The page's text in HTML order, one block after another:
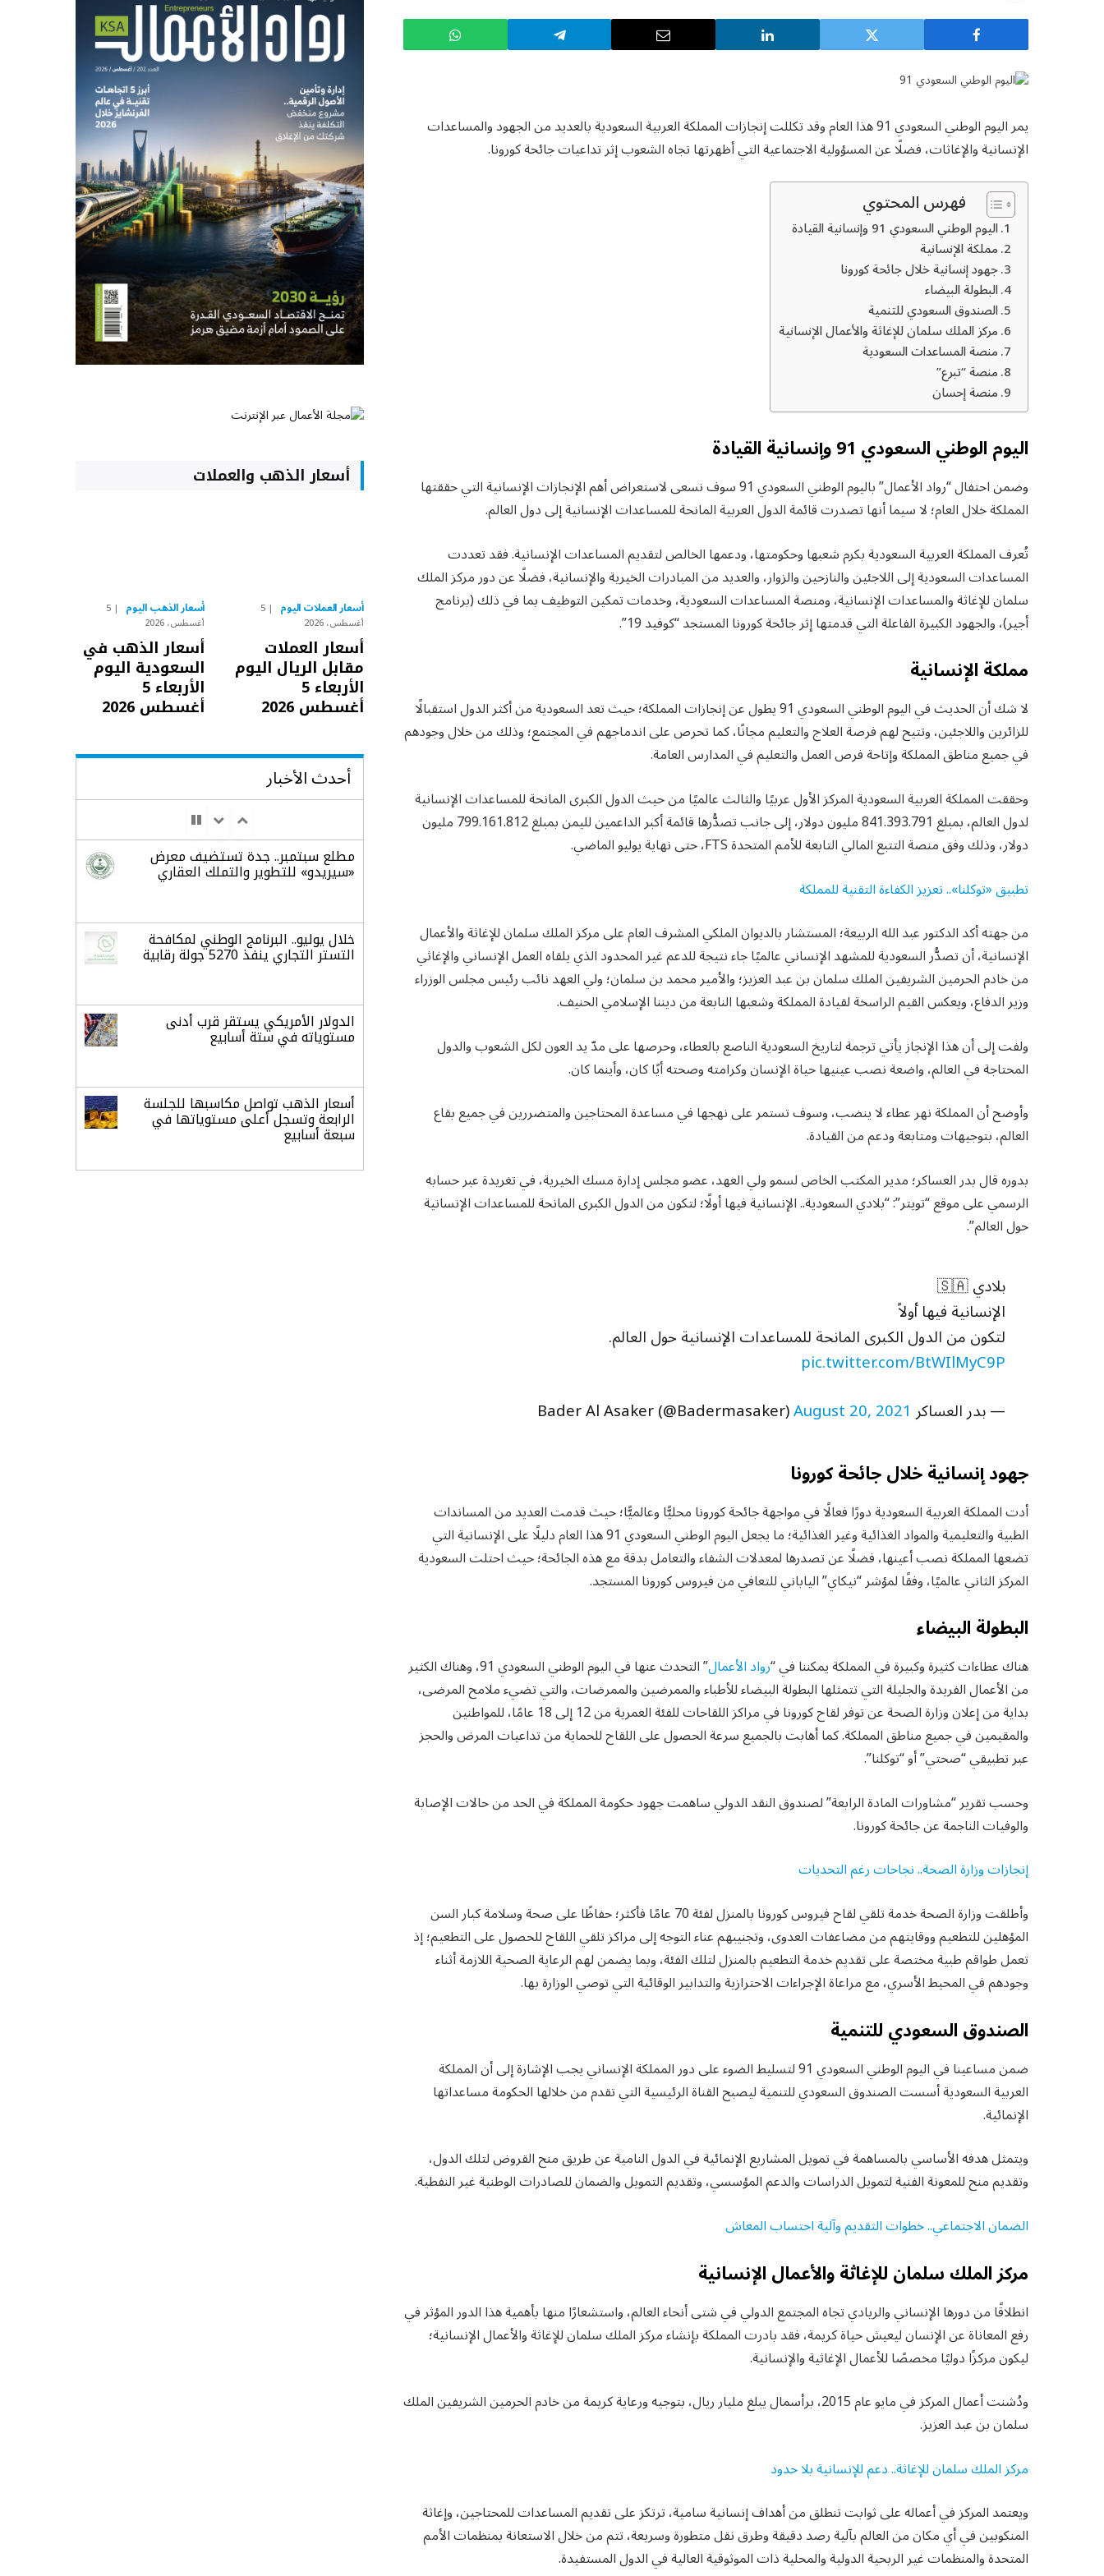
يمر اليوم الوطني السعودي 91 هذا العام وقد تكللت إنجازات المملكة العربية السعودية بالعديد من الجهود والمساعدات
الإنسانية والإغاثات، فضلًا عن المسؤولية الاجتماعية التي أظهرتها تجاه الشعوب إثر تداعيات جائحة كورونا.
فهرس المحتوي
اليوم الوطني السعودي 91 وإنسانية القيادة
مملكة الإنسانية
جهود إنسانية خلال جائحة كورونا
البطولة البيضاء
الصندوق السعودي للتنمية
مركز الملك سلمان للإغاثة والأعمال الإنسانية
منصة المساعدات السعودية
منصة “تبرع”
منصة إحسان
اليوم الوطني السعودي 91 وإنسانية القيادة
وضمن احتفال “رواد الأعمال” باليوم الوطني السعودي 91 سوف نسعى لاستعراض أهم الإنجازات الإنسانية التي حققتها
المملكة خلال العام؛ لا سيما أنها تصدرت قائمة الدول العربية المانحة للمساعدات الإنسانية إلى دول العالم.
تُعرف المملكة العربية السعودية بكرم شعبها وحكومتها، ودعمها الخالص لتقديم المساعدات الإنسانية. فقد تعددت
المساعدات السعودية إلى اللاجئين والنازحين والزوار، والعديد من المبادرات الخيرية والإنسانية، فضلًا عن دور مركز الملك
سلمان للإغاثة والمساعدات الإنسانية، ومنصة المساعدات السعودية، وخدمات تمكين التوظيف بما في ذلك (برنامج
أجير)، والجهود الكبيرة الفاعلة التي قدمتها إثر جائحة كورونا المستجد “كوفيد 19”.
مملكة الإنسانية
لا شك أن الحديث في اليوم الوطني السعودي 91 يطول عن إنجازات المملكة؛ حيث تعد السعودية من أكثر الدول استقبالًا
للزائرين واللاجئين، وتتيح لهم فرصة العلاج والتعليم مجانًا، كما تحرص على اندماجهم في المجتمع؛ وذلك من خلال وجودهم
في جميع مناطق المملكة وإتاحة فرص العمل والتعليم في المدارس العامة.
وحققت المملكة العربية السعودية المركز الأول عربيًا والثالث عالميًا من حيث الدول الكبرى المانحة للمساعدات الإنسانية
لدول العالم، بمبلغ 841.393.791 مليون دولار، إلى جانب تصدُّرها قائمة أكبر الداعمين لليمن بمبلغ 799.161.812 مليون
دولار، وذلك وفق منصة التتبع المالي التابعة للأمم المتحدة FTS، حتى نهاية يوليو الماضي.
تطبيق «توكلنا».. تعزيز الكفاءة التقنية للمملكة
من جهته أكد الدكتور عبد الله الربيعة؛ المستشار بالديوان الملكي المشرف العام على مركز الملك سلمان للإغاثة والأعمال
الإنسانية، أن تصدُّر السعودية للمشهد الإنساني عالميًا جاء نتيجة للدعم غير المحدود الذي يلقاه العمل الإنساني والإغاثي
من خادم الحرمين الشريفين الملك سلمان بن عبد العزيز؛ والأمير محمد بن سلمان؛ ولي العهد نائب رئيس مجلس الوزراء
وزير الدفاع، ويعكس القيم الراسخة لقيادة المملكة وشعبها النابعة من ديننا الإسلامي الحنيف.
ولفت إلى أن هذا الإنجاز يأتي ترجمة لتاريخ السعودية الناصع بالعطاء، وحرصها على مدّ يد العون لكل الشعوب والدول
المحتاجة في العالم، واضعة نصب عينيها حياة الإنسان وكرامته وصحته أيًا كان، وأينما كان.
وأوضح أن المملكة نهر عطاء لا ينضب، وسوف تستمر على نهجها في مساعدة المحتاجين والمتضررين في جميع بقاع
العالم، بتوجيهات ومتابعة ودعم من القيادة.
بدوره قال بدر العساكر؛ ‎مدير المكتب الخاص لسمو ولي العهد، عضو مجلس إدارة مسك الخيرية، في تغريدة عبر حسابه
الرسمي على موقع “تويتر”: “بلادي السعودية.. الإنسانية فيها أولًا؛ لتكون من الدول الكبرى المانحة للمساعدات الإنسانية
حول العالم”.
بلادي 🇸🇦
الإنسانية فيها أولاً
لتكون من الدول الكبرى المانحة للمساعدات الإنسانية حول العالم.
pic.twitter.com/BtWIlMyC9P
— بدر العساكر Bader Al Asaker (@Badermasaker) August 20, 2021
جهود إنسانية خلال جائحة كورونا
أدت المملكة العربية السعودية دورًا فعالًا في مواجهة جائحة كورونا محليًّا وعالميًّا؛ حيث قدمت العديد من المساندات
الطبية والتعليمية والمواد الغذائية وغير الغذائية؛ ما يجعل اليوم الوطني السعودي 91 هذا العام دليلًا على الإنسانية التي
تضعها المملكة نصب أعينها، فضلًا عن تصدرها لمعدلات الشفاء والتعامل بدقة مع هذه الجائحة؛ حيث احتلت السعودية
المركز الثاني عالميًا، وفقًا لمؤشر “نيكاي” الياباني للتعافي من فيروس كورونا المستجد.
البطولة البيضاء
هناك عطاءات كثيرة وكبيرة في المملكة يمكننا في “رواد الأعمال
” التحدث عنها في اليوم الوطني السعودي 91، وهناك الكثير
من الأعمال الفريدة والجليلة التي تتمثلها البطولة البيضاء للأطباء والممرضين والممرضات، والتي تضيء ملامح المرضى،
بداية من إعلان وزارة الصحة عن توفر لقاح كورونا في مراكز اللقاحات للفئة العمرية من 12 إلى 18 عامًا، للمواطنين
والمقيمين في جميع مناطق المملكة. كما أهابت بالجميع سرعة الحصول على اللقاح للحماية من تداعيات المرض والحجز
عبر تطبيقي “صحتي” أو “توكلنا”.
وحسب تقرير “مشاورات المادة الرابعة” لصندوق النقد الدولي ساهمت جهود حكومة المملكة في الحد من حالات الإصابة
والوفيات الناجمة عن جائحة كورونا.
إنجازات وزارة الصحة.. نجاحات رغم التحديات
وأطلقت وزارة الصحة خدمة تلقي لقاح فيروس كورونا بالمنزل لفئة 70 عامًا فأكثر؛ حفاظًا على صحة وسلامة كبار السن
المؤهلين للتطعيم ووقايتهم من مضاعفات العدوى، وتجنيبهم عناء التوجه إلى مراكز تلقي اللقاح للحصول على التطعيم؛ إذ
تعمل طواقم طبية مختصة على تقديم خدمة التطعيم بالمنزل لتلك الفئة، وبما يضمن لهم الرعاية الصحية اللازمة أثناء
وجودهم في المحيط الأسري، مع مراعاة الإجراءات الاحترازية والتدابير الوقائية التي توصي الوزارة بها.
الصندوق السعودي للتنمية
ضمن مساعينا في اليوم الوطني السعودي 91 لتسليط الضوء على دور المملكة الإنساني يجب الإشارة إلى أن المملكة
العربية السعودية أسست الصندوق السعودي للتنمية ليصبح القناة الرئيسية التي تقدم من خلالها الحكومة مساعداتها
الإنمائية.
ويتمثل هدفه الأساسي بالمساهمة في تمويل المشاريع الإنمائية في الدول النامية عن طريق منح القروض لتلك الدول،
وتقديم منح للمعونة الفنية لتمويل الدراسات والدعم المؤسسي، وتقديم التمويل والضمان للصادرات الوطنية غير النفطية.
الضمان الاجتماعي.. خطوات التقديم وآلية احتساب المعاش
مركز الملك سلمان للإغاثة والأعمال الإنسانية
انطلاقًا من دورها الإنساني والريادي تجاه المجتمع الدولي في شتى أنحاء العالم، واستشعارًا منها بأهمية هذا الدور المؤثر في
رفع المعاناة عن الإنسان ليعيش حياة كريمة، فقد بادرت المملكة بإنشاء مركز الملك سلمان للإغاثة والأعمال الإنسانية؛
ليكون مركزًا دوليًا مخصصًا للأعمال الإغاثية والإنسانية.
ودُشنت أعمال المركز في مايو عام 2015، برأسمال يبلغ مليار ريال، بتوجيه ورعاية كريمة من خادم الحرمين الشريفين الملك
سلمان بن عبد العزيز.
مركز الملك سلمان للإغاثة.. دعم للإنسانية بلا حدود
ويعتمد المركز في أعماله على ثوابت تنطلق من أهداف إنسانية سامية، ترتكز على تقديم المساعدات للمحتاجين، وإغاثة
المنكوبين في أي مكان من العالم بآلية رصد دقيقة وطرق نقل متطورة وسريعة، تتم من خلال الاستعانة بمنظمات الأمم
المتحدة والمنظمات غير الربحية الدولية والمحلية ذات الموثوقية العالية في الدول المستفيدة.
أسعار الذهب والعملات
أسعار العملات اليوم 5
أغسطس، 2026
أسعار العملات
مقابل الريال اليوم
الأربعاء 5
أغسطس 2026
أسعار الذهب اليوم 5
أغسطس، 2026
أسعار الذهب في
السعودية اليوم
الأربعاء 5
أغسطس 2026
أحدث الأخبار
مطلع سبتمبر.. جدة تستضيف معرض
«سيريدو» للتطوير والتملك العقاري
خلال يوليو.. البرنامج الوطني لمكافحة
التستر التجاري ينفذ 5270 جولة رقابية
الدولار الأمريكي يستقر قرب أدنى
مستوياته في ستة أسابيع
أسعار الذهب تواصل مكاسبها للجلسة
الرابعة وتسجل أعلى مستوياتها في
سبعة أسابيع